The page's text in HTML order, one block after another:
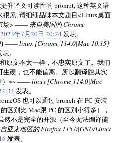
升译文可读性的 prompt, 这种英文语
很累, 请细细品味本文题目<Linux桌面
场> —— 来自美国的 Chrome
2023年7月20日 20:24 发表。
——linux [Chrome 114.0|Mac 10.15]
表。
原文不太一样，不忠实原文了。我们
生硬，也不能偏离。所以翻译腔其实
）~~ ——linux [Chrome 114.0|Mac
发表。
也可以通过 brunch 在 PC 安装
的区别比 Mac跟 PC 的区别小得多），
然不是完全的开源（至今无法编译能
亚太地区的 Firefox 115.0|GNU/Linux
发表。